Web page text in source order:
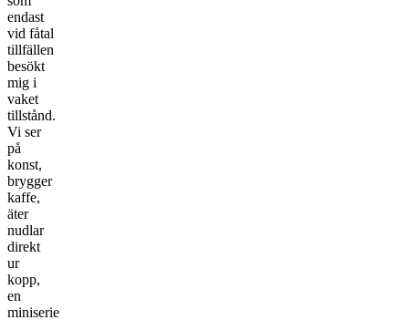
endast
vid fåtal
tillfällen
besökt
mig i
vaket
tillstånd.
Vi ser
på
konst,
brygger
kaffe,
äter
nudlar
direkt
ur
kopp,
en
miniserie